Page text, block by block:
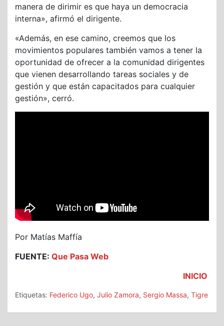
manera de dirimir es que haya un democracia
interna», afirmó el dirigente.
«Además, en ese camino, creemos que los
movimientos populares también vamos a tener la
oportunidad de ofrecer a la comunidad dirigentes
que vienen desarrollando tareas sociales y de
gestión y que están capacitados para cualquier
gestión», cerró.
Por Matías Maffía
FUENTE: Que Pasa Web
INICIO
Etiquetas: Federico Ugo, Julio Zamora, Sergio Massa, Tigre